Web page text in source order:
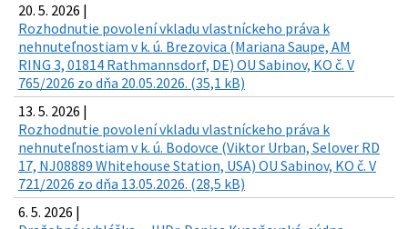
20. 5. 2026 |
Rozhodnutie povolení vkladu vlastníckeho práva k
nehnuteľnostiam v k. ú. Brezovica (Mariana Saupe, AM
RING 3, 01814 Rathmannsdorf, DE) OU Sabinov, KO č. V
765/2026 zo dňa 20.05.2026. (35,1 kB)
13. 5. 2026 |
Rozhodnutie povolení vkladu vlastníckeho práva k
nehnuteľnostiam v k. ú. Bodovce (Viktor Urban, Selover RD
17, NJ08889 Whitehouse Station, USA) OU Sabinov, KO č. V
721/2026 zo dňa 13.05.2026. (28,5 kB)
6. 5. 2026 |